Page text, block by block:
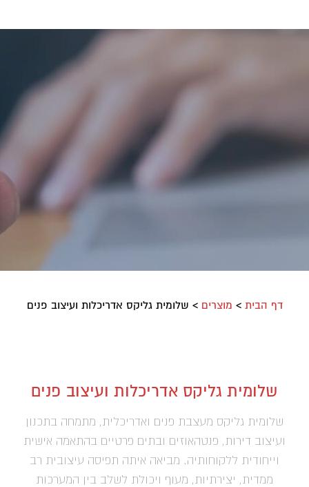
דף הבית > מוצרים > שלומית גליקס אדריכלות ועיצוב פנים
שלומית גליקס אדריכלות ועיצוב פנים
שלומית גליקס מעצבת פנים ואדריכלית, מתמחה בתכנון
ועיצוב דירות, פנטהאוזים ובתים פרטיים בהתאמה אישית
וייחודית ללקוחותיה. מביאה איתה תפיסה עיצובית רב
ממדית, יצירתיות, מעוף ויכולת לשלב בין המערכות